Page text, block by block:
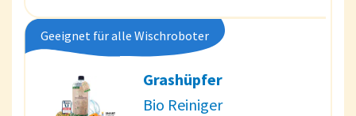
Geeignet für alle Wischroboter
Grashüpfer
Bio Reiniger